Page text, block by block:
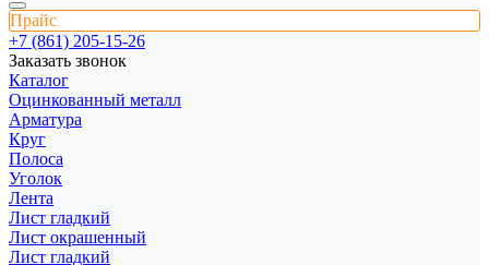
Прайс
+7 (861) 205-15-26
Заказать звонок
Каталог
Оцинкованный металл
Арматура
Круг
Полоса
Уголок
Лента
Лист гладкий
Лист окрашенный
Лист гладкий